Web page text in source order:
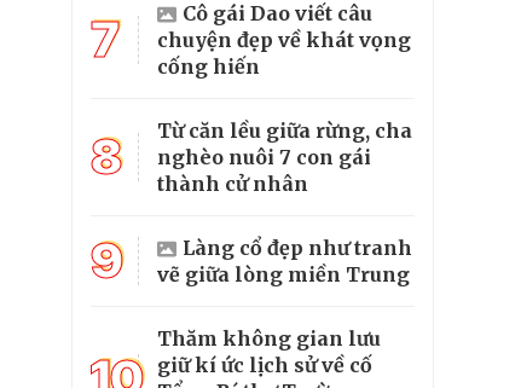
7
Cô gái Dao viết câu
chuyện đẹp về khát vọng
cống hiến
8
Từ căn lều giữa rừng, cha
nghèo nuôi 7 con gái
thành cử nhân
9
Làng cổ đẹp như tranh
vẽ giữa lòng miền Trung
Thăm không gian lưu
giữ kí ức lịch sử về cố